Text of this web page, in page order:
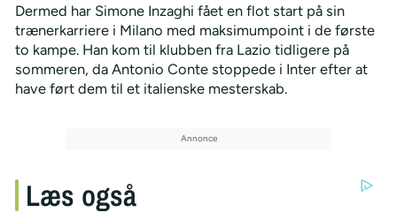
Dermed har Simone Inzaghi fået en flot start på sin
trænerkarriere i Milano med maksimumpoint i de første
to kampe. Han kom til klubben fra Lazio tidligere på
sommeren, da Antonio Conte stoppede i Inter efter at
have ført dem til et italienske mesterskab.